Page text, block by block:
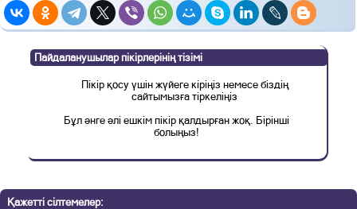
Пайдаланушылар пікірлерінің тізімі
Пікір қосу үшін жүйеге кіріңіз немесе біздің
сайтымызға тіркеліңіз
Бұл әнге әлі ешкім пікір қалдырған жоқ. Бірінші
болыңыз!
Қажетті сілтемелер: